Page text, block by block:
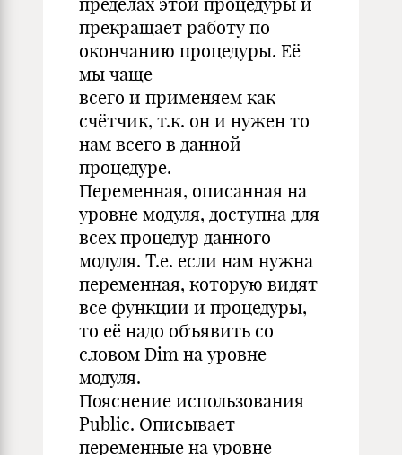
прекращает работу по
окончанию процедуры. Её
мы чаще
всего и применяем как
счётчик, т.к. он и нужен то
нам всего в данной
процедуре.
Переменная, описанная на
уровне модуля, доступна для
всех процедур данного
модуля. Т.е. если нам нужна
переменная, которую видят
все функции и процедуры,
тo её надо объявить со
словом Dim на уровне
модуля.
Пояснение использования
Public. Описывает
переменные на уровне